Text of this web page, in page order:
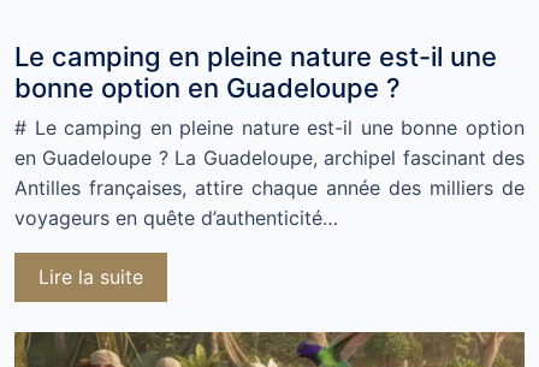
Le camping en pleine nature est-il une
bonne option en Guadeloupe ?
# Le camping en pleine nature est-il une bonne option
en Guadeloupe ? La Guadeloupe, archipel fascinant des
Antilles françaises, attire chaque année des milliers de
voyageurs en quête d’authenticité…
Lire la suite